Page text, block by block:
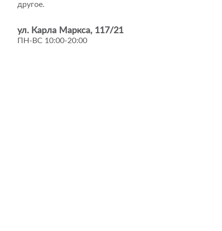
другое.
ул. Карла Маркса, 117/21
ПН-ВС 10:00-20:00